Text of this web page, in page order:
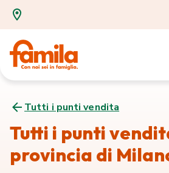
Tutti i punti vendita
Tutti i punti
provincia di